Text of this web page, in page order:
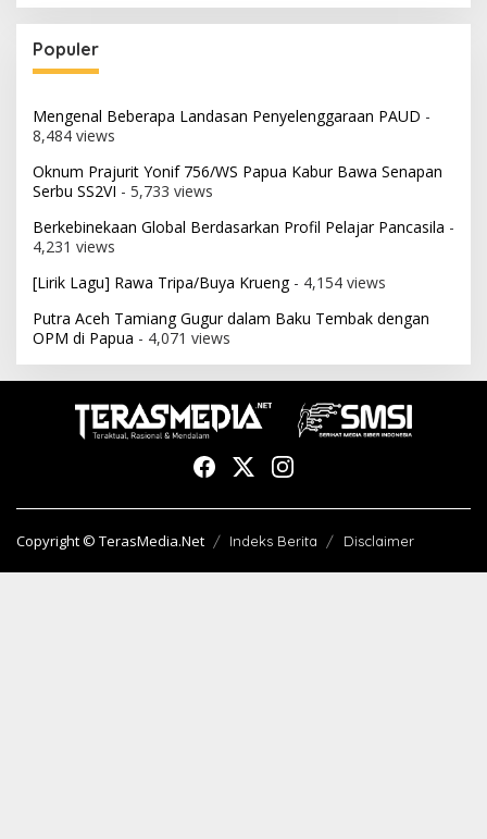
Populer
Mengenal Beberapa Landasan Penyelenggaraan PAUD -
8,484 views
Oknum Prajurit Yonif 756/WS Papua Kabur Bawa Senapan
Serbu SS2VI - 5,733 views
Berkebinekaan Global Berdasarkan Profil Pelajar Pancasila -
4,231 views
[Lirik Lagu] Rawa Tripa/Buya Krueng- 4,154 views
Putra Aceh Tamiang Gugur dalam Baku Tembak dengan
OPM di Papua - 4,071 views
Copyright © TerasMedia.Net Indeks Berita Disclaimer